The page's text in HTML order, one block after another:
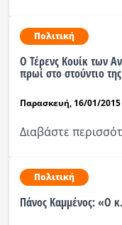
Πολιτική
Ο Τέρενς Κουίκ των
πρωί στο στούντιο
Παρασκευή, 16/01/2015
Διαβάστε
Πολιτική
Πάνος Καμμένος: «Ο